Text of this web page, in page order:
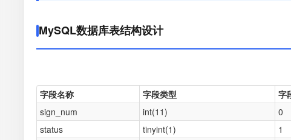
MySQL数据库表结构设计
字段名称
字段类型 字
sign_num
int(11) 0
status
tinyint(1) 1